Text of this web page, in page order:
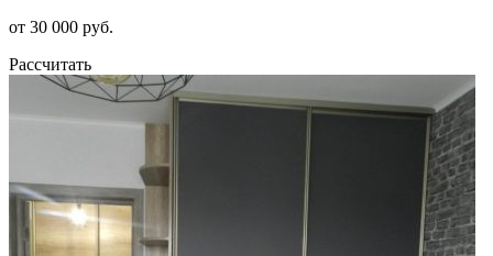
от 30 000 руб.
Рассчитать